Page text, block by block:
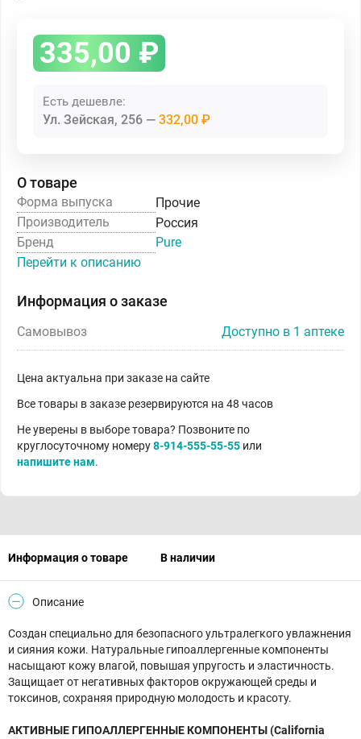
335,00 ₽
Есть дешевле:
Ул. Зейская, 256 332,00 ₽
О товаре
Форма выпуска
Прочие
Производитель
Россия
Бренд
Pure
Перейти к описанию
Информация о заказе
Самовывоз Доступно в 1 аптеке
Цена актуальна при заказе на сайте
Все товары в заказе резервируются на 48 часов
Не уверены в выборе товара? Позвоните по
круглосуточному номеру8-914-555-55-55 или
напишите нам.
Информация о товаре В наличии
Описание
Создан специально для безопасного ультралегкого увлажнения
и сияния кожи. Натуральные гипоаллергенные компоненты
насыщают кожу влагой, повышая упругость и эластичность.
Защищает от негативных факторов окружающей среды и
токсинов, сохраняя природную молодость и красоту.
АКТИВНЫЕ ГИПОАЛЛЕРГЕННЫЕ КОМПОНЕНТЫ (California